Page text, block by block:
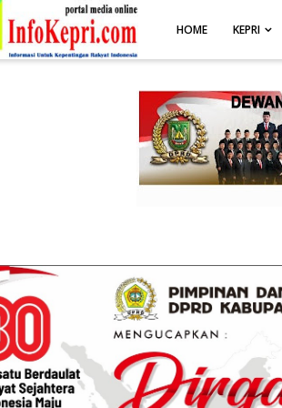
margin: 0 auto; max-width: 100%; height:
HOME KEPRI